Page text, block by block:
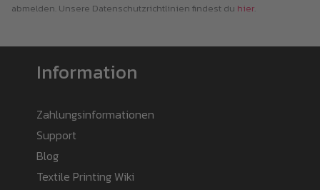
abmelden. Unsere Datenschutzrichtlinien findest du hier.
Information
Zahlungsinformationen
Support
Blog
Textile Printing Wiki